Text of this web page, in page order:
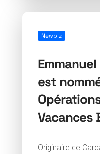
Newbiz
est
Vacances
Originaire de